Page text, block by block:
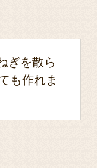
ぎを散ら
も作れま